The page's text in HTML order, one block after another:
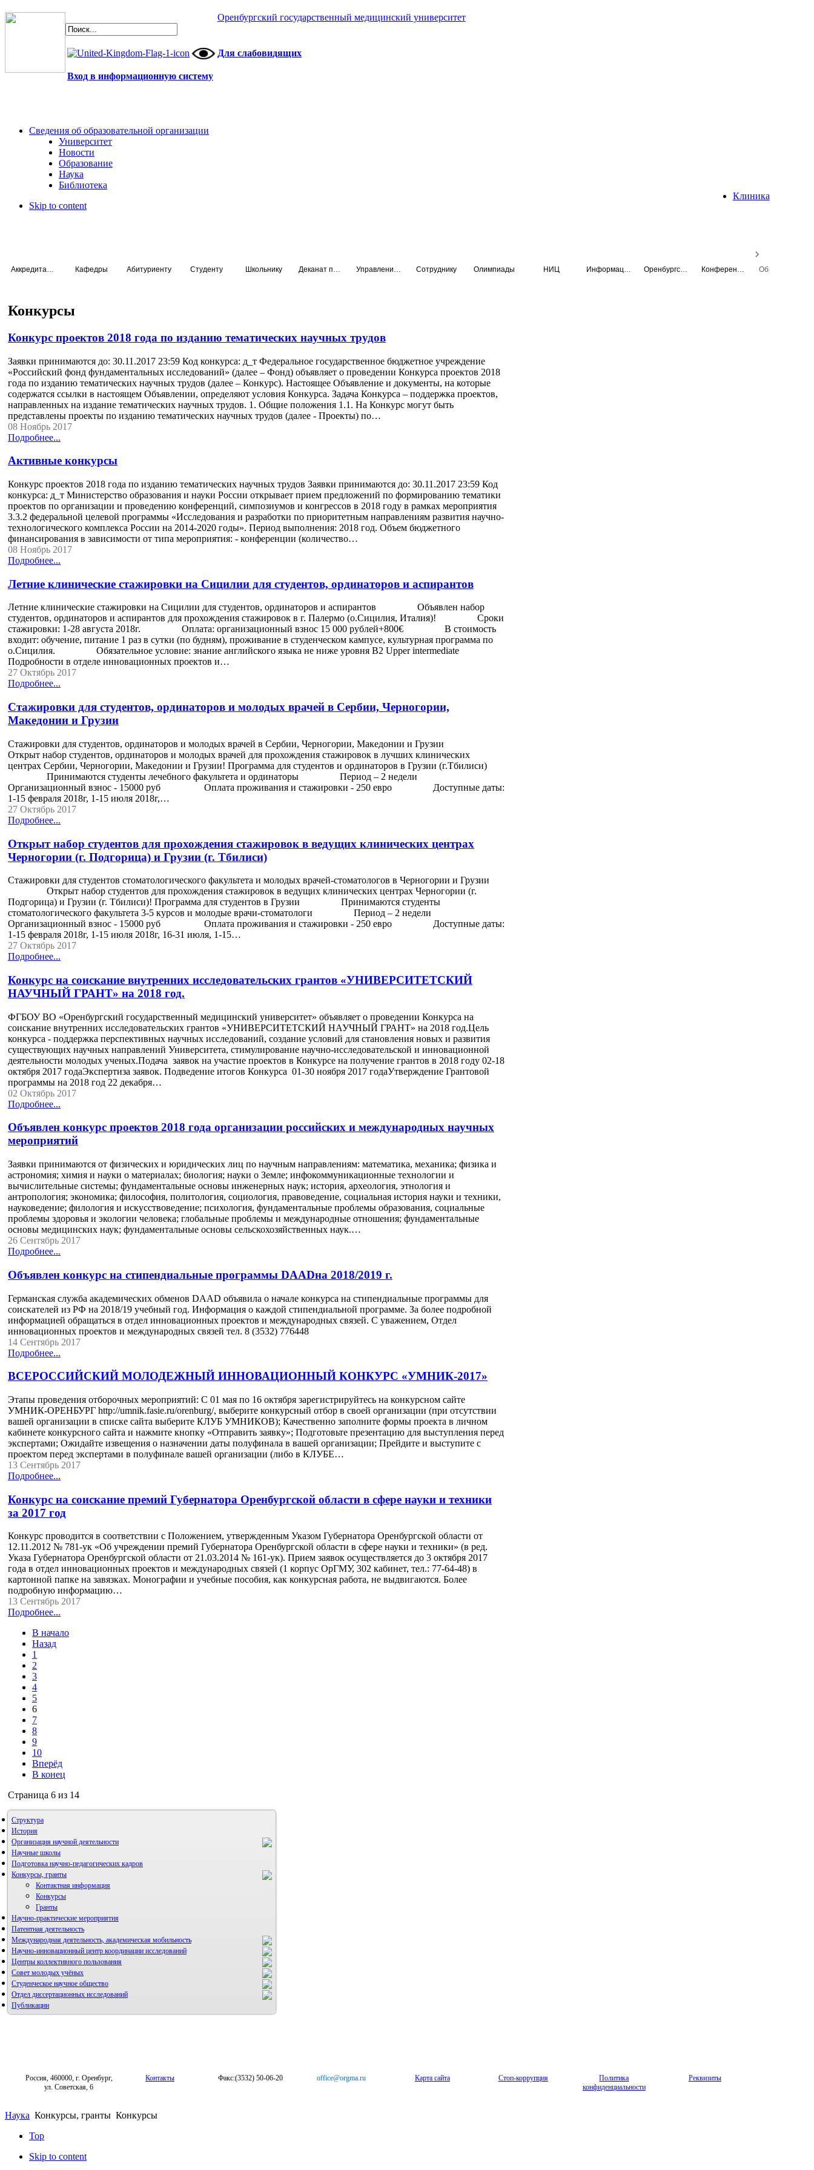
Оренбургский государственный медицинский университет
Для слабовидящих
Вход в информационную систему
Сведения об образовательной организации
Университет
Новости
Образование
Наука
Библиотека
Клиника
Skip to content
Кафедры Абитуриенту Студенту Школьнику Сотруднику Олимпиады НИЦ
Конкурсы
Конкурс проектов 2018 года по изданию тематических научных трудов
Заявки принимаются до: 30.11.2017 23:59 Код конкурса: д_т Федеральное государственное бюджетное учреждение
«Российский фонд фундаментальных исследований» (далее – Фонд) объявляет о проведении Конкурса проектов 2018
года по изданию тематических научных трудов (далее – Конкурс). Настоящее Объявление и документы, на которые
содержатся ссылки в настоящем Объявлении, определяют условия Конкурса. Задача Конкурса – поддержка проектов,
направленных на издание тематических научных трудов. 1. Общие положения 1.1. На Конкурс могут быть
представлены проекты по изданию тематических научных трудов (далее - Проекты) по…
08 Ноябрь 2017
Подробнее...
Активные конкурсы
Конкурс проектов 2018 года по изданию тематических научных трудов Заявки принимаются до: 30.11.2017 23:59 Код
конкурса: д_т Министерство образования и науки России открывает прием предложений по формированию тематики
проектов по организации и проведению конференций, симпозиумов и конгрессов в 2018 году в рамках мероприятия
3.3.2 федеральной целевой программы «Исследования и разработки по приоритетным направлениям развития научно-
технологического комплекса России на 2014-2020 годы». Период выполнения: 2018 год. Объем бюджетного
финансирования в зависимости от типа мероприятия: - конференции (количество…
08 Ноябрь 2017
Подробнее...
Летние клинические стажировки на Сицилии для студентов, ординаторов и аспирантов
Летние клинические стажировки на Сицилии для студентов, ординаторов и аспирантов Объявлен набор
студентов, ординаторов и аспирантов для прохождения стажировок в г. Палермо (о.Сицилия, Италия)! Сроки
стажировки: 1-28 августа 2018г. Оплата: организационный взнос 15 000 рублей+800€ В стоимость
входит: обучение, питание 1 раз в сутки (по будням), проживание в студенческом кампусе, культурная программа по
о.Сицилия. Обязательное условие: знание английского языка не ниже уровня B2 Upper intermediate
Подробности в отделе инновационных проектов и…
27 Октябрь 2017
Подробнее...
Стажировки для студентов, ординаторов и молодых врачей в Сербии, Черногории,
Македонии и Грузии
Стажировки для студентов, ординаторов и молодых врачей в Сербии, Черногории, Македонии и Грузии
Открыт набор студентов, ординаторов и молодых врачей для прохождения стажировок в лучших клинических
центрах Сербии, Черногории, Македонии и Грузии! Программа для студентов и ординаторов в Грузии (г.Тбилиси)
Принимаются студенты лечебного факультета и ординаторы Период – 2 недели
Организационный взнос - 15000 руб Оплата проживания и стажировки - 250 евро Доступные даты:
1-15 февраля 2018г, 1-15 июля 2018г,…
27 Октябрь 2017
Подробнее...
Открыт набор студентов для прохождения стажировок в ведущих клинических центрах
Черногории (г. Подгорица) и Грузии (г. Тбилиси)
Стажировки для студентов стоматологического факультета и молодых врачей-стоматологов в Черногории и Грузии
Открыт набор студентов для прохождения стажировок в ведущих клинических центрах Черногории (г.
Подгорица) и Грузии (г. Тбилиси)! Программа для студентов в Грузии Принимаются студенты
стоматологического факультета 3-5 курсов и молодые врачи-стоматологи Период – 2 недели
Организационный взнос - 15000 руб Оплата проживания и стажировки - 250 евро Доступные даты:
1-15 февраля 2018г, 1-15 июля 2018г, 16-31 июля, 1-15…
27 Октябрь 2017
Подробнее...
Конкурс на соискание внутренних исследовательских грантов «УНИВЕРСИТЕТСКИЙ
НАУЧНЫЙ ГРАНТ» на 2018 год.
ФГБОУ ВО «Оренбургский государственный медицинский университет» объявляет о проведении Конкурса на
соискание внутренних исследовательских грантов «УНИВЕРСИТЕТСКИЙ НАУЧНЫЙ ГРАНТ» на 2018 год.Цель
конкурса - поддержка перспективных научных исследований, создание условий для становления новых и развития
существующих научных направлений Университета, стимулирование научно-исследовательской и инновационной
деятельности молодых ученых.Подача заявок на участие проектов в Конкурсе на получение грантов в 2018 году 02-18
октября 2017 годаЭкспертиза заявок. Подведение итогов Конкурса 01-30 ноября 2017 годаУтверждение Грантовой
программы на 2018 год 22 декабря…
02 Октябрь 2017
Подробнее...
Объявлен конкурс проектов 2018 года организации российских и международных научных
мероприятий
Заявки принимаются от физических и юридических лиц по научным направлениям: математика, механика; физика и
астрономия; химия и науки о материалах; биология; науки о Земле; инфокоммуникационные технологии и
вычислительные системы; фундаментальные основы инженерных наук; история, археология, этнология и
антропология; экономика; философия, политология, социология, правоведение, социальная история науки и техники,
науковедение; филология и искусствоведение; психология, фундаментальные проблемы образования, социальные
проблемы здоровья и экологии человека; глобальные проблемы и международные отношения; фундаментальные
основы медицинских наук; фундаментальные основы сельскохозяйственных наук.…
26 Сентябрь 2017
Подробнее...
Объявлен конкурс на стипендиальные программы DAADна 2018/2019 г.
Германская служба академических обменов DAAD объявила о начале конкурса на стипендиальные программы для
соискателей из РФ на 2018/19 учебный год. Информация о каждой стипендиальной программе. За более подробной
информацией обращаться в отдел инновационных проектов и международных связей. С уважением, Отдел
инновационных проектов и международных связей тел. 8 (3532) 776448
14 Сентябрь 2017
Подробнее...
ВСЕРОССИЙСКИЙ МОЛОДЕЖНЫЙ ИННОВАЦИОННЫЙ КОНКУРС «УМНИК-2017»
Этапы проведения отборочных мероприятий: С 01 мая по 16 октября зарегистрируйтесь на конкурсном сайте
УМНИК-ОРЕНБУРГ http://umnik.fasie.ru/orenburg/, выберите конкурсный отбор в своей организации (при отсутствии
вашей организации в списке сайта выберите КЛУБ УМНИКОВ); Качественно заполните формы проекта в личном
кабинете конкурсного сайта и нажмите кнопку «Отправить заявку»; Подготовьте презентацию для выступления перед
экспертами; Ожидайте извещения о назначении даты полуфинала в вашей организации; Прейдите и выступите с
проектом перед экспертами в полуфинале вашей организации (либо в КЛУБЕ…
13 Сентябрь 2017
Подробнее...
Конкурс на соискание премий Губернатора Оренбургской области в сфере науки и техники
за 2017 год
Конкурс проводится в соответствии с Положением, утвержденным Указом Губернатора Оренбургской области от
12.11.2012 № 781-ук «Об учреждении премий Губернатора Оренбургской области в сфере науки и техники» (в ред.
Указа Губернатора Оренбургской области от 21.03.2014 № 161-ук). Прием заявок осуществляется до 3 октября 2017
года в отдел инновационных проектов и международных связей (1 корпус ОрГМУ, 302 кабинет, тел.: 77-64-48) в
картонной папке на завязках. Монографии и учебные пособия, как конкурсная работа, не выдвигаются. Более
подробную информацию…
13 Сентябрь 2017
Подробнее...
В начало
Назад
1
2
3
4
5
6
7
8
9
10
Вперёд
В конец
Страница 6 из 14
Структура
История
Организация научной деятельности
Научные школы
Подготовка научно-педагогических кадров
Конкурсы, гранты
Контактная информация
Конкурсы
Гранты
Научно-практические мероприятия
Патентная деятельность
Международная деятельность, академическая мобильность
Научно-инновационный центр координации исследований
НИИ микрохирургии и клинической анатомии
Центры коллективного пользования
Совет молодых учёных
Студенческое научное общество
Отдел диссертационных исследований
Публикации
Россия, 460000, г. Оренбург,
ул. Советская, 6
Контакты Факс:(3532) 50-06-20 office@orgma.ru Карта сайта Стоп-коррупция
Политика
конфиденциальности
Реквизиты
Наука Конкурсы, гранты Конкурсы
Top
Skip to content